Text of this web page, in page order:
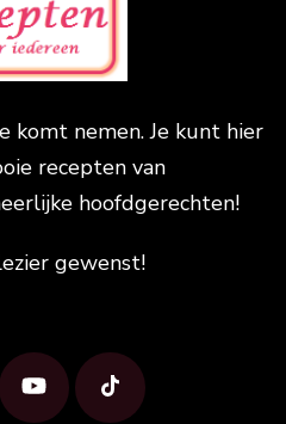
komt nemen. Je kunt hier
recepten van
hoofdgerechten!
gewenst!